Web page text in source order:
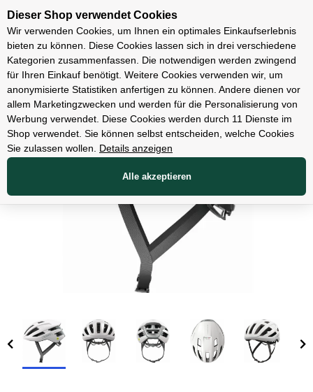
Unsere Filialen
Bekleidung
Dieser Shop verwendet Cookies
Wir verwenden Cookies, um Ihnen ein optimales Einkaufserlebnis
bieten zu können. Diese Cookies lassen sich in drei verschiedene
Kategorien zusammenfassen. Die notwendigen werden zwingend
für Ihren Einkauf benötigt. Weitere Cookies verwenden wir, um
anonymisierte Statistiken anfertigen zu können. Andere dienen vor
allem Marketingzwecken und werden für die Personalisierung von
Werbung verwendet. Diese Cookies werden durch 11 Dienste im
Shop verwendet. Sie können selbst entscheiden, welche Cookies
Sie zulassen wollen.
Details anzeigen
Alle akzeptieren